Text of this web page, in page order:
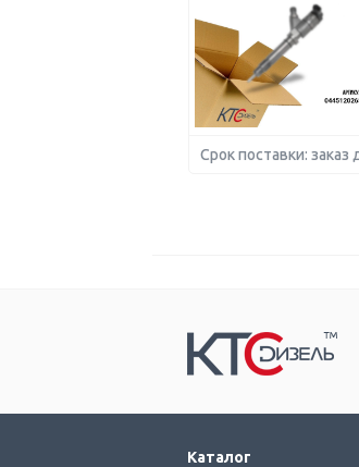
Срок поставки: заказ
Каталог